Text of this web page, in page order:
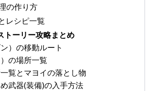
の作り方
レシピ一覧
トーリー攻略まとめ
）の移動ルート
の場所一覧
覧とマヨイの落とし物
武器(装備)の入手方法